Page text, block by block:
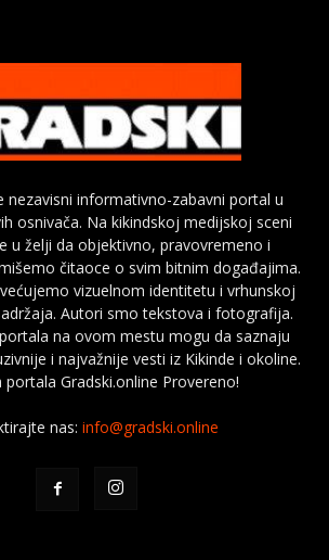
nezavisni informativno-zabavni portal u
osnivača. Na kikindskoj medijskoj sceni
u želji da objektivno, pravovremeno i
čitaoce o svim bitnim događajima.
vizuelnom identitetu i vrhunskoj
Autori smo tekstova i fotografija.
na ovom mestu mogu da saznaju
i najvažnije vesti iz Kikinde i okoline.
portala Gradski.online Provereno!
nas: info@gradski.online